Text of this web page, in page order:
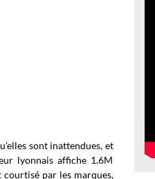
sont inattendues, et
lyonnais affiche 1.6M
courtisé par les marques,